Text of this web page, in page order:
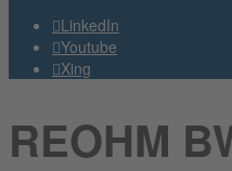
LinkedIn
Youtube
Xing
REOHM